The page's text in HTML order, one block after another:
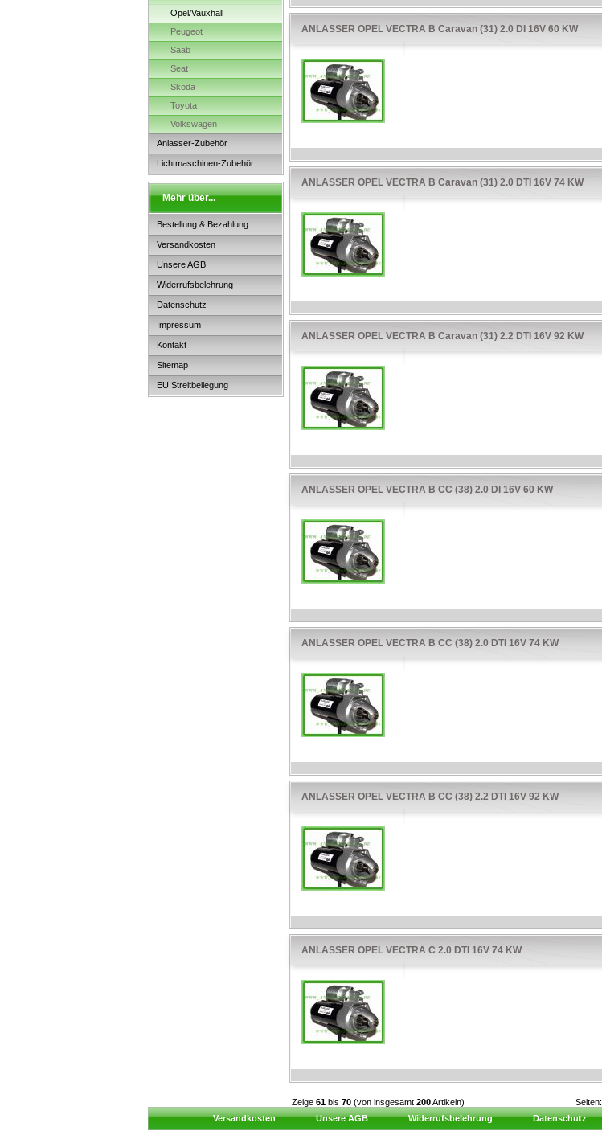
Opel/Vauxhall
Peugeot
Saab
Seat
Skoda
Toyota
Volkswagen
Anlasser-Zubehör
Lichtmaschinen-Zubehör
Mehr über...
Bestellung & Bezahlung
Versandkosten
Unsere AGB
Widerrufsbelehrung
Datenschutz
Impressum
Kontakt
Sitemap
EU Streitbeilegung
ANLASSER OPEL VECTRA B Caravan (31) 2.0 DI 16V 60 KW
ANLASSER OPEL VECTRA B Caravan (31) 2.0 DTI 16V 74 KW
ANLASSER OPEL VECTRA B Caravan (31) 2.2 DTI 16V 92 KW
ANLASSER OPEL VECTRA B CC (38) 2.0 DI 16V 60 KW
ANLASSER OPEL VECTRA B CC (38) 2.0 DTI 16V 74 KW
ANLASSER OPEL VECTRA B CC (38) 2.2 DTI 16V 92 KW
ANLASSER OPEL VECTRA C 2.0 DTI 16V 74 KW
Zeige 61 bis 70 (von insgesamt 200Artikeln) Seiten:
Versandkosten Unsere AGB Widerrufsbelehrung Datenschutz